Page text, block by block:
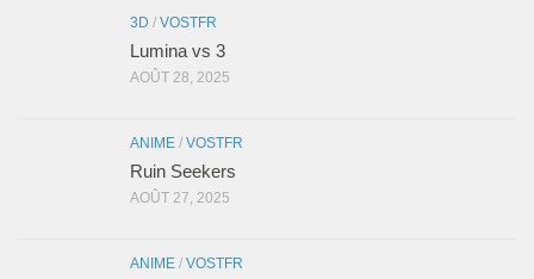
3D / VOSTFR
Lumina vs 3
AOÛT 28, 2025
ANIME / VOSTFR
Ruin Seekers
AOÛT 27, 2025
ANIME / VOSTFR